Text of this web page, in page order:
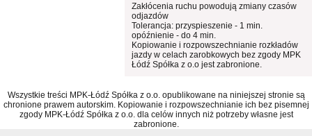
Zakłócenia ruchu powodują zmiany czasów
odjazdów
Tolerancja: przyspieszenie - 1 min.
opóźnienie - do 4 min.
Kopiowanie i rozpowszechnianie rozkładów
jazdy w celach zarobkowych bez zgody MPK
Łódź Spółka z o.o jest zabronione.
Wszystkie treści MPK-Łódź Spółka z o.o. opublikowane na niniejszej stronie są
chronione prawem autorskim. Kopiowanie i rozpowszechnianie ich bez pisemnej
zgody MPK-Łódź Spółka z o.o. dla celów innych niż potrzeby własne jest
zabronione.